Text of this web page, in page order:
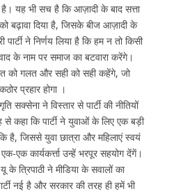
यह भी सच है कि आज़ादी के बाद सत्ता
दिया है, जिसके बीज आज़ादी के
ने निर्णय लिया है कि हम न तो किसी
के नाम पर समाज का बटवारा करेंगे।
को गलत और सही को सही कहेंगे, जो
प्रहार होगा ।
सक्सेना ने विस्तार से पार्टी की नीतियों
से कहा कि पार्टी ने युवाओं के लिए एक बड़ी
है, जिससे युवा छात्रा और महिलाएं स्वयं
एक कार्यकर्त्ता उन्हें भरपूर सहयोग देंगें।
के त्रिपाठी ने मीडिया के सवालों का
नई है और सरकार की तरह ही हमें भी